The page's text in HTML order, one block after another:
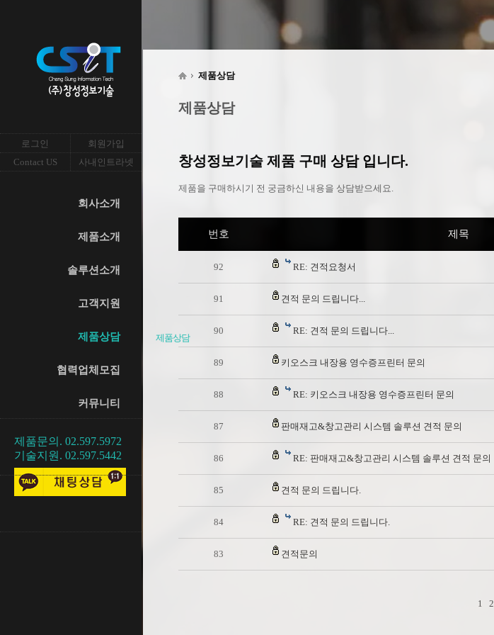
로그인
회원가입
Contact US
사내인트라넷
회사소개
제품소개
솔루션소개
고객지원
제품상담 제품상담
협력업체모집
커뮤니티
제품문의. 02.597.5972
기술지원. 02.597.5442
제품상담
제품상담
창성정보기술 제품 구매 상담 입니다.
제품을 구매하시기 전 궁금하신 내용을 상담받으세요.
번호 제목
92 RE: 견적요청서
91 견적 문의 드립니다...
90 RE: 견적 문의 드립니다...
89 키오스크 내장용 영수증프린터 문의
88 RE: 키오스크 내장용 영수증프린터 문의
87 판매재고&창고관리 시스템 솔루션 견적 문의
86 RE: 판매재고&창고관리 시스템 솔루션 견적 문의
85 견적 문의 드립니다.
84 RE: 견적 문의 드립니다.
83 견적문의
1 2